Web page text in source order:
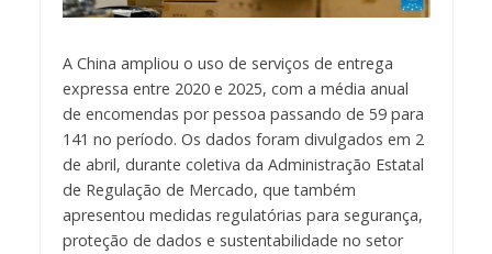
A China ampliou o uso de serviços de entrega
expressa entre 2020 e 2025, com a média anual
de encomendas por pessoa passando de 59 para
141 no período. Os dados foram divulgados em 2
de abril, durante coletiva da Administração Estatal
de Regulação de Mercado, que também
apresentou medidas regulatórias para segurança,
proteção de dados e sustentabilidade no setor